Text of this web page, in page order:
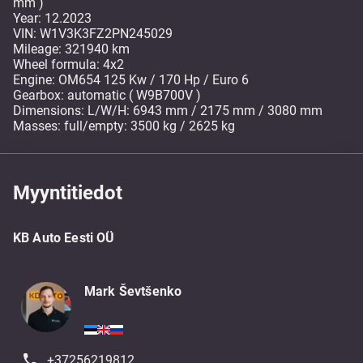
Year: 12.2023
VIN: W1V3K3FZ2PN245029
Mileage: 321940 km
Wheel formula: 4x2
Engine: OM654 125 Kw / 170 Hp / Euro 6
Gearbox: automatic ( W9B700V )
Dimensions: L/W/H: 6943 mm / 2175 mm / 3080 mm
Masses: full/empty: 3500 kg / 2625 kg
Myyntitiedot
KB Auto Eesti OÜ
Mark Ševtšenko
+37256219812